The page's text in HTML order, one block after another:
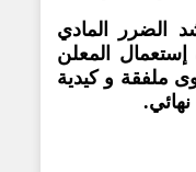
الضرر المادي
المعلن
ملفقة و كيدية